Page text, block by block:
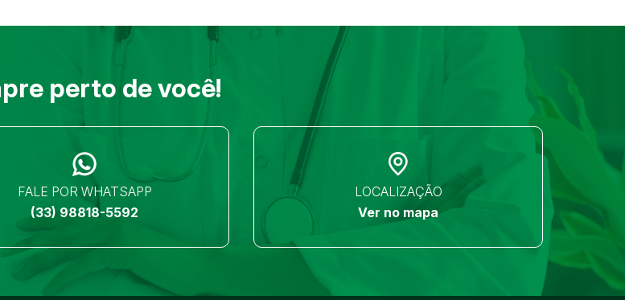
perto de você!
FALE POR WHATSAPP
(33) 98818-5592
LOCALIZAÇÃO
Ver no mapa